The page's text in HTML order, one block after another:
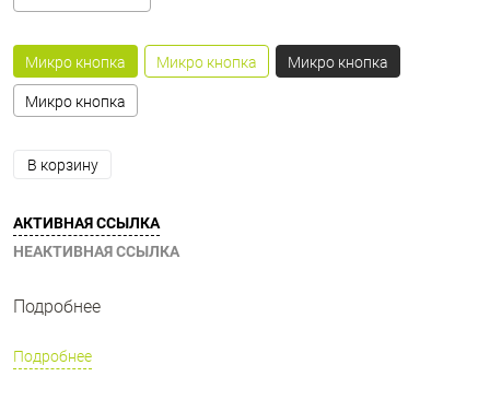
Микро кнопка Микро кнопка Микро кнопка
Микро кнопка
В корзину
АКТИВНАЯ ССЫЛКА
НЕАКТИВНАЯ ССЫЛКА
Подробнее
Подробнее